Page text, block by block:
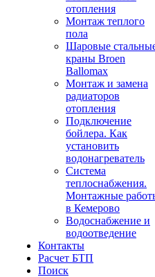
отопления
Монтаж теплого
пола
Шаровые
краны Broen
Ballomax
Монтаж и замена
радиаторов
отопления
Подключение
бойлера. Как
установить
водонагреватель
Система
теплоснабжения.
Монтажные
в Кемерово
Водоснабжение и
водоотведение
Контакты
Расчет БТП
Поиск